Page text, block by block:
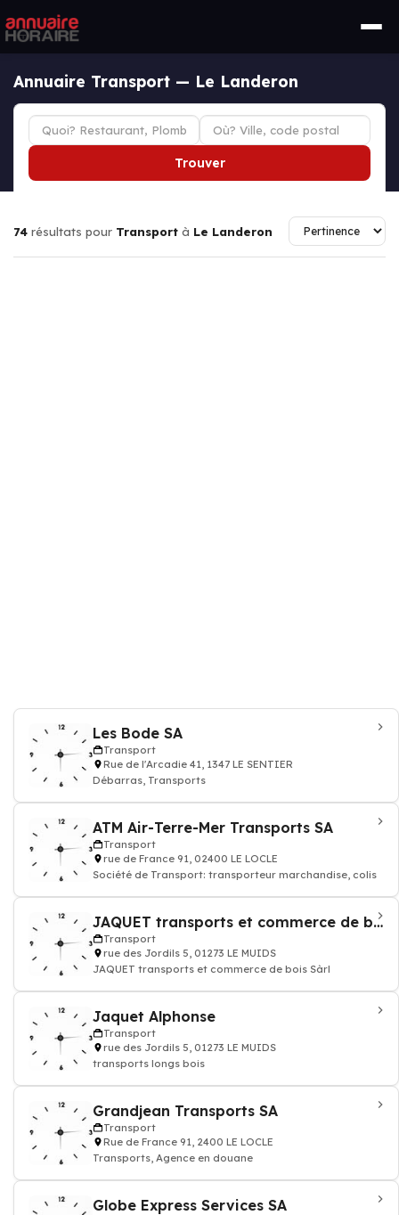
Annuaire Transport — Le Landeron
Trouver
74 résultats pour Transport à Le Landeron
Les Bode SA
Transport
Rue de l'Arcadie 41, 1347 LE SENTIER
Débarras, Transports
ATM Air-Terre-Mer Transports SA
Transport
rue de France 91, 02400 LE LOCLE
Société de Transport: transporteur marchandise, colis
JAQUET transports et commerce de bois Sàrl
Transport
rue des Jordils 5, 01273 LE MUIDS
JAQUET transports et commerce de bois Sàrl
Jaquet Alphonse
Transport
rue des Jordils 5, 01273 LE MUIDS
transports longs bois
Grandjean Transports SA
Transport
Rue de France 91, 2400 LE LOCLE
Transports, Agence en douane
Globe Express Services SA